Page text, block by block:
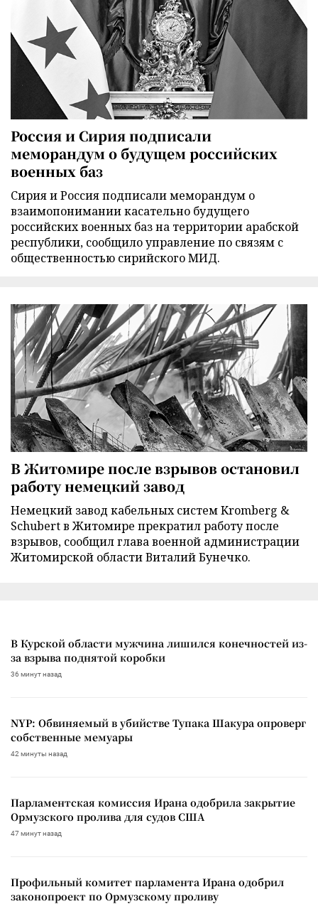
Россия и Сирия подписали
меморандум о будущем российских
военных баз
Сирия и Россия подписали меморандум о
взаимопонимании касательно будущего
российских военных баз на территории арабской
республики, сообщило управление по связям с
общественностью сирийского МИД.
В Житомире после взрывов остановил
работу немецкий завод
Немецкий завод кабельных систем Kromberg &
Schubert в Житомире прекратил работу после
взрывов, сообщил глава военной администрации
Житомирской области Виталий Бунечко.
В Курской области мужчина лишился конечностей из-
за взрыва поднятой коробки
36 минут назад
NYP: Обвиняемый в убийстве Тупака Шакура опроверг
собственные мемуары
42 минуты назад
Парламентская комиссия Ирана одобрила закрытие
Ормузского пролива для судов США
47 минут назад
Профильный комитет парламента Ирана одобрил
законопроект по Ормузскому проливу